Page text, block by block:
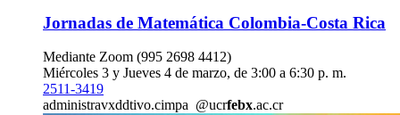
Jornadas de Matemática Colombia-Costa Rica
Mediante Zoom (995 2698 4412)
Miércoles 3 y Jueves 4 de marzo, de 3:00 a 6:30 p. m.
2511-3419
administravxddtivo.cimpa @ucrfebx.ac.cr